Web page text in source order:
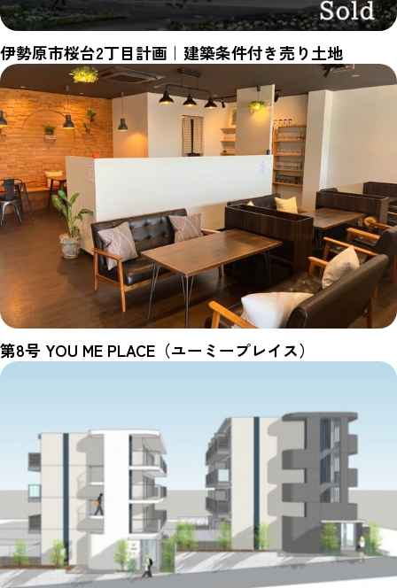
伊勢原市桜台2丁目計画｜建築条件付き売り土地
第8号 YOU ME PLACE（ユーミープレイス）